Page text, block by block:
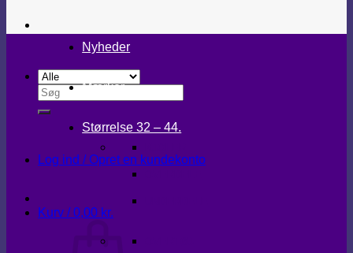
Søg
efter:
Log ind / Opret en kundekonto
Kurv /0,00 kr.
Nyheder
Mærker
Størrelse 32 – 44.